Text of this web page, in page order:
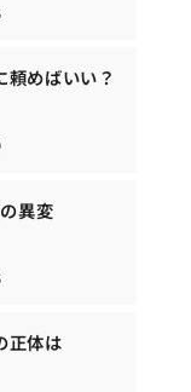
めばいい？
異変
正体は